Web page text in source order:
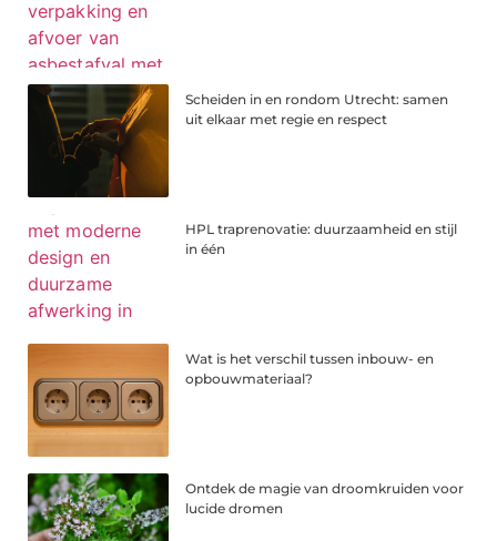
Scheiden in en rondom Utrecht: samen
uit elkaar met regie en respect
HPL traprenovatie: duurzaamheid en stijl
in één
Wat is het verschil tussen inbouw- en
opbouwmateriaal?
Ontdek de magie van droomkruiden voor
lucide dromen